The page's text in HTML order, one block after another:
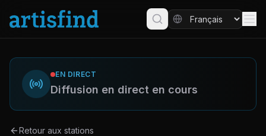
EN DIRECT
Diffusion en direct en cours
Retour aux stations